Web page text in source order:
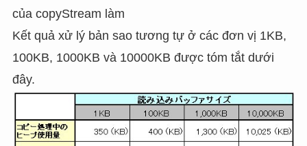
của copyStream làm
Kết quả xử lý bản sao tương tự ở các đơn vị 1KB,
100KB, 1000KB và 10000KB được tóm tắt dưới
đây.